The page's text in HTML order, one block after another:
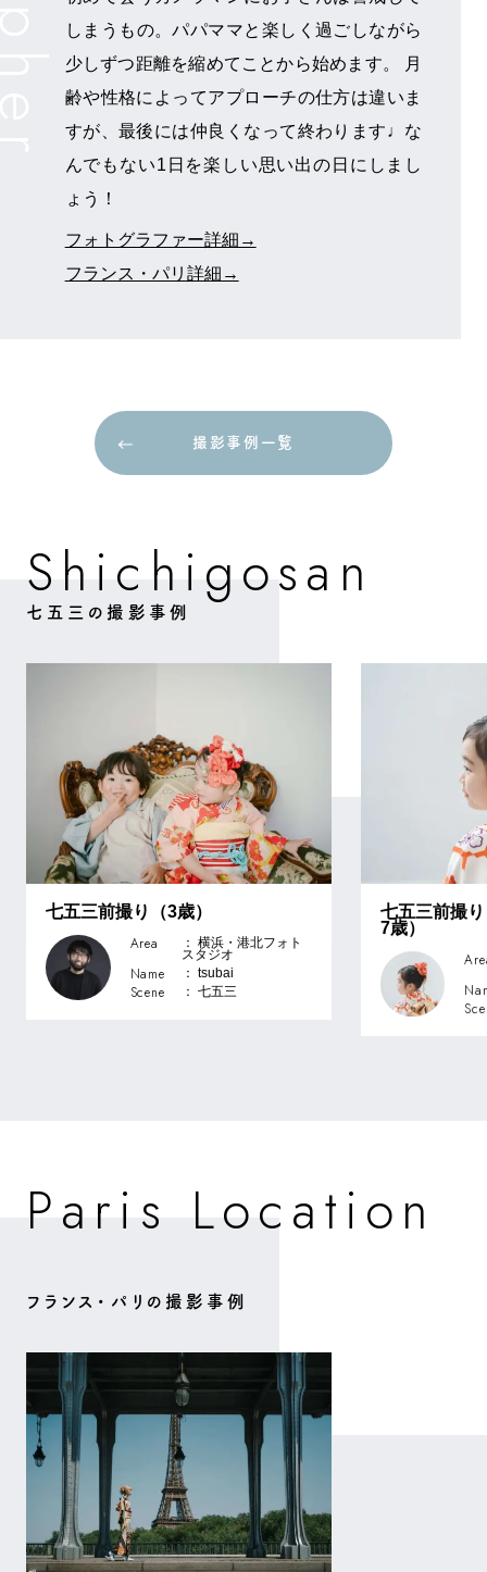
しまうもの。パパママと楽しく過ごしながら
少しずつ距離を縮めてことから始めます。 月
齢や性格によってアプローチの仕方は違いま
すが、最後には仲良くなって終わります♩な
んでもない1日を楽しい思い出の日にしまし
ょう！
フォトグラファー詳細→
フランス・パリ詳細→
撮影事例一覧
Sh ic h igosa n
七五三の撮影事例
七五三前撮り（3歳）
Area ： 横浜・港北フォト
スタジオ
Name ： tsubai
Scene ： 七五三
七五三前撮
7歳）
Pa ri s Location
フランス・パリの撮影事例